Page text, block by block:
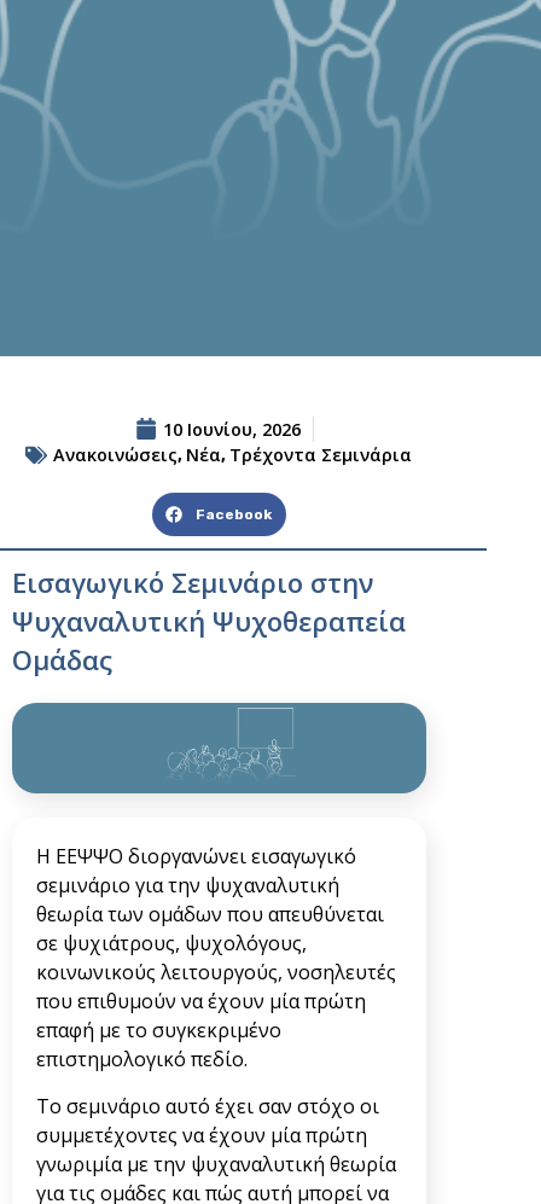
10 Ιουνίου, 2026
Ανακοινώσεις, Νέα, Τρέχοντα Σεμινάρια
Facebook
Εισαγωγικό Σεμινάριο στην
Ψυχαναλυτική Ψυχοθεραπεία
Ομάδας
Η ΕΕΨΨΟ διοργανώνει εισαγωγικό
σεμινάριο για την ψυχαναλυτική
θεωρία των ομάδων που απευθύνεται
σε ψυχιάτρους, ψυχολόγους,
κοινωνικούς λειτουργούς, νοσηλευτές
που επιθυμούν να έχουν μία πρώτη
επαφή με το συγκεκριμένο
επιστημολογικό πεδίο.
Το σεμινάριο αυτό έχει σαν στόχο οι
συμμετέχοντες να έχουν μία πρώτη
γνωριμία με την ψυχαναλυτική θεωρία
για τις ομάδες και πώς αυτή μπορεί να